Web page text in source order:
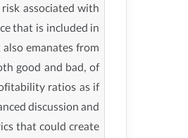
associated with
that is included in
emanates from
good and bad, of
ratios as if
discussion and
that could create